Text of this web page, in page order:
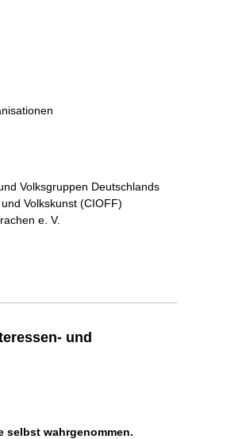
Volksgruppen Deutschlands
Volkskunst (CIOFF)
e. V.
und
selbst wahrgenommen.